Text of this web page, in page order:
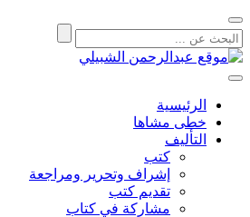
الرئيسية
خطى مشاها
التأليف
كتب
إشراف وتحرير ومراجعة
تقديم كتب
مشاركة في كتاب